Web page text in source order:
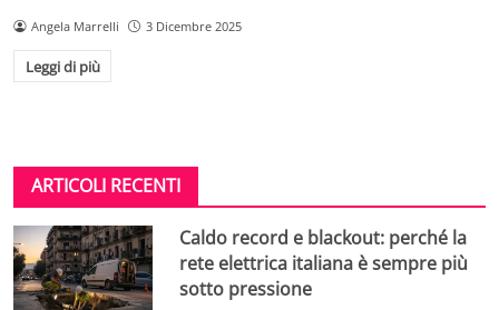
Angela Marrelli 3 Dicembre 2025
Leggi di più
ARTICOLI RECENTI
Caldo record e blackout: perché la
rete elettrica italiana è sempre più
sotto pressione